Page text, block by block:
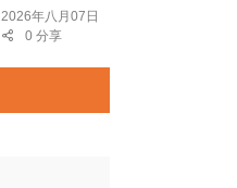
2026年八月07日
0 分享